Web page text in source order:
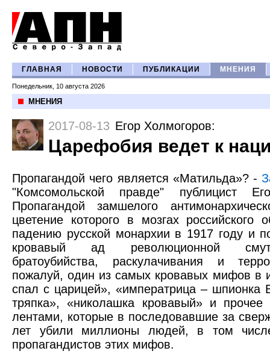
ГЛАВНАЯ НОВОСТИ ПУБЛИКАЦИИ МНЕНИЯ
Понедельник, 10 августа 2026
МНЕНИЯ
2017-08-13 Егор Холмогоров:
Царефобия ведет к
Пропагандой чего является «Матильда»? -
"Комсомольской правде" публицист
Пропагандой замшелого
цветение которого в мозгах российского
падению русской монархии в 1917 году и
кровавый ад революционной
братоубийства, раскулачивания и
пожалуй, один из самых кровавых мифов в
спал с царицей», «императрица – шпионка
тряпка», «николашка кровавый» и
лентами, которые в последовавшие за
лет убили миллионы людей, в том
пропагандистов этих мифов.